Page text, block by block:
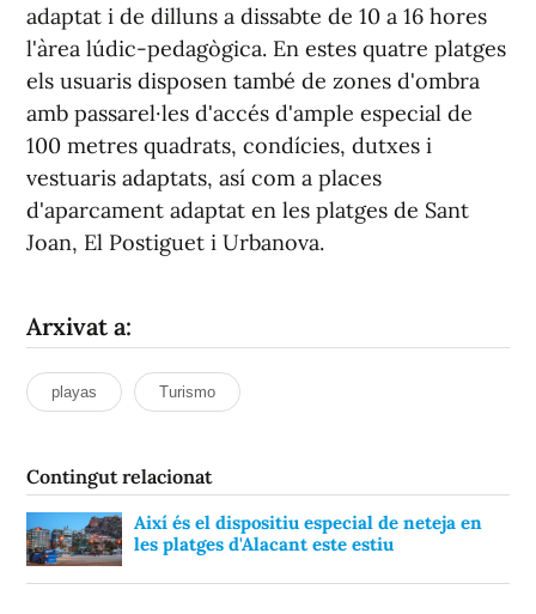
adaptat i de dilluns a dissabte de 10 a 16 hores
l'àrea lúdic-pedagògica. En estes quatre platges
els usuaris disposen també de zones d'ombra
amb passarel·les d'accés d'ample especial de
100 metres quadrats, condícies, dutxes i
vestuaris adaptats, así com a places
d'aparcament adaptat en les platges de Sant
Joan, El Postiguet i Urbanova.
Arxivat a:
playas Turismo
Contingut relacionat
Així és el dispositiu especial de neteja en
les platges d'Alacant este estiu